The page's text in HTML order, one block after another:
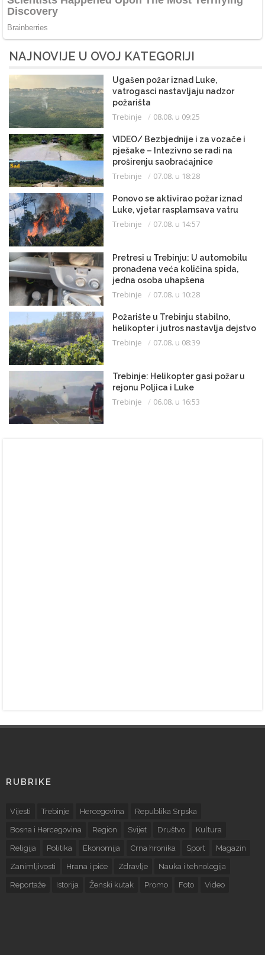
NAJNOVIJE U OVOJ KATEGORIJI
Ugašen požar iznad Luke,
vatrogasci nastavljaju nadzor
požarišta
Trebinje 08.08. u 09:25
VIDEO/ Bezbjednije i za vozače i
pješake – Intezivno se radi na
proširenju saobraćajnice
Trebinje 07.08. u 18:28
Ponovo se aktivirao požar iznad
Luke, vjetar rasplamsava vatru
Trebinje 07.08. u 14:57
Pretresi u Trebinju: U automobilu
pronađena veća količina spida,
jedna osoba uhapšena
Trebinje 07.08. u 10:28
Požarište u Trebinju stabilno,
helikopter i jutros nastavlja dejstvo
Trebinje 07.08. u 08:39
Trebinje: Helikopter gasi požar u
rejonu Poljica i Luke
Trebinje 06.08. u 16:53
RUBRIKE
Vijesti Trebinje Hercegovina Republika Srpska
Bosna i Hercegovina Region Svijet Društvo Kultura
Religija Politika Ekonomija Crna hronika Sport Magazin
Zanimljivosti Hrana i piće Zdravlje Nauka i tehnologija
Reportaže Istorija Ženski kutak Promo Foto Video